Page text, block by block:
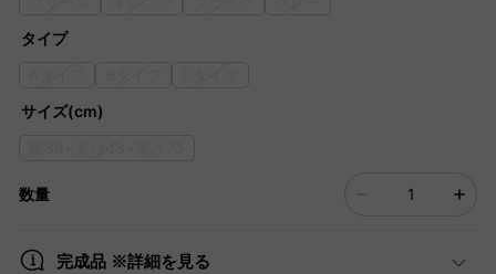
タイプ
サイズ(cm)
数量
完成品 ※詳細を見る